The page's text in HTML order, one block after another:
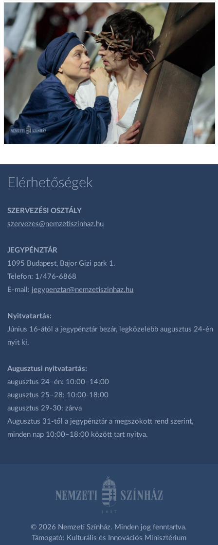
Elérhetőségek
SZERVEZÉSI OSZTÁLY
szervezes@nemzetiszinhaz.hu
JEGYPÉNZTÁR
1095 Budapest, Bajor Gizi park 1.
Telefon: 1/476-6868
E-mail: jegypenztar@nemzetiszinhaz.hu
Nyitvatartás:
Június 16-ától a jegypénztár bezár, legközelebb augusztus 24-én
nyit ki.
Augusztusi nyitvatartás:
augusztus 24–én: 10:00–14:00
augusztus 25–28: 10:00-18:00
augusztus 29-30: zárva
Augusztus 31-től a jegypénztár a megszokott rend szerint,
minden nap 10:00–18:00 között tart nyitva.
© 2026 Nemzeti Színház. Minden jog fenntartva.
Támogató: Kulturális és Innovációs Minisztérium